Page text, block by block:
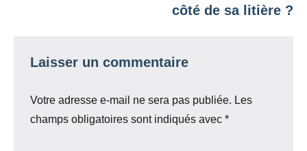
côté de sa litière ?
Laisser un commentaire
Votre adresse e-mail ne sera pas publiée. Les
champs obligatoires sont indiqués avec *